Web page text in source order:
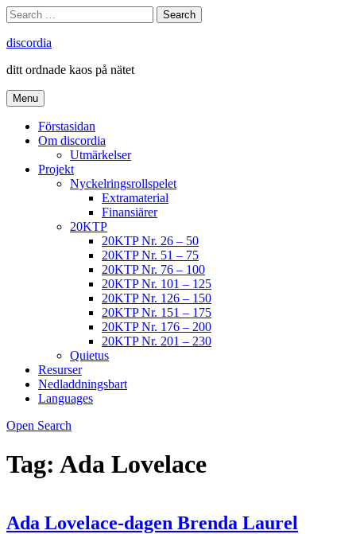
Skip
to
content
Search
Search
for:
discordia
ditt ordnade kaos på nätet
Menu
Förstasidan
Om discordia
Utmärkelser
Projekt
Nyckelringsrollspelet
Extramaterial
Finansiärer
20KTP
20KTP Nr. 26 – 50
20KTP Nr. 51 – 75
20KTP Nr. 76 – 100
20KTP Nr. 101 – 125
20KTP Nr. 126 – 150
20KTP Nr. 151 – 175
20KTP Nr. 176 – 200
20KTP Nr. 201 – 230
Quietus
Resurser
Nedladdningsbart
Languages
Open Search
Tag: Ada Lovelace
Ada Lovelace-dagen Brenda Laurel